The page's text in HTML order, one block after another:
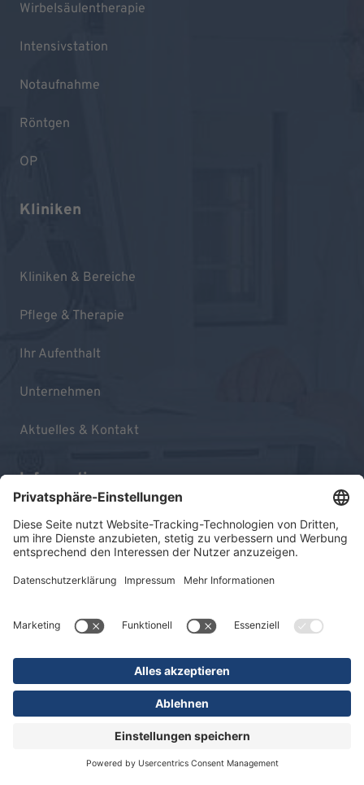
Wirbelsäulentherapie
Intensivstation
Notaufnahme
Röntgen
OP
Kliniken
Kliniken & Bereiche
Pflege & Therapie
Ihr Aufenthalt
Unternehmen
Aktuelles & Kontakt
Informationen
Impressum
Datenschutz
© 2026 KLINIKEN DR. ERLER